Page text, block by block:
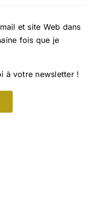
et site Web dans
fois que je
à votre newsletter !